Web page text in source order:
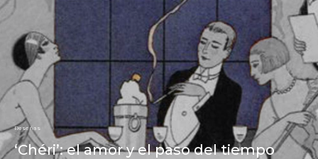
Reseñas
‘Chéri’: el amor y el paso del tiempo